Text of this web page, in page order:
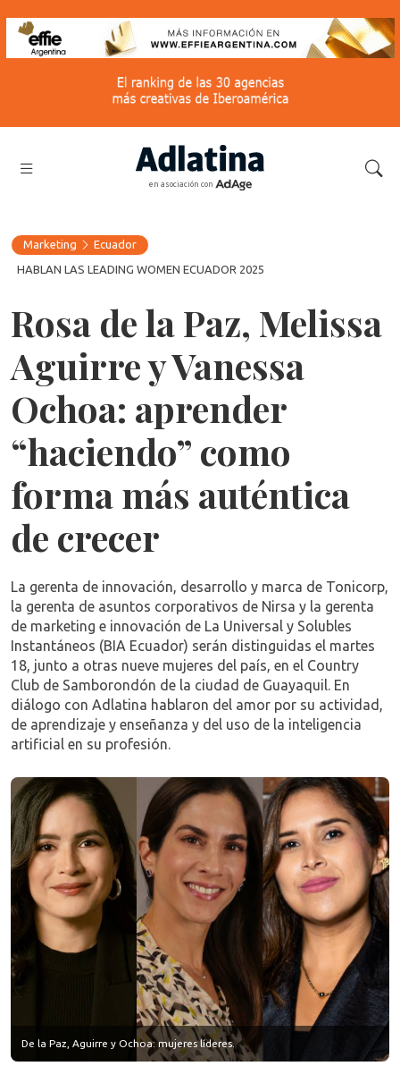
en asociación con
Marketing
Ecuador
HABLAN LAS LEADING WOMEN ECUADOR 2025
Rosa de la Paz, Melissa
Aguirre y Vanessa
Ochoa: aprender
“haciendo” como
forma más auténtica
de crecer
La gerenta de innovación, desarrollo y marca de Tonicorp,
la gerenta de asuntos corporativos de Nirsa y la gerenta
de marketing e innovación de La Universal y Solubles
Instantáneos (BIA Ecuador) serán distinguidas el martes
18, junto a otras nueve mujeres del país, en el Country
Club de Samborondón de la ciudad de Guayaquil. En
diálogo con Adlatina hablaron del amor por su actividad,
de aprendizaje y enseñanza y del uso de la inteligencia
artificial en su profesión.
De la Paz, Aguirre y Ochoa: mujeres líderes.